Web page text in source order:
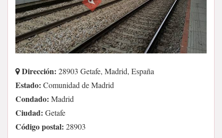
Dirección: 28903 Getafe, Madrid, España
Estado: Comunidad de Madrid
Condado: Madrid
Ciudad: Getafe
Código postal: 28903